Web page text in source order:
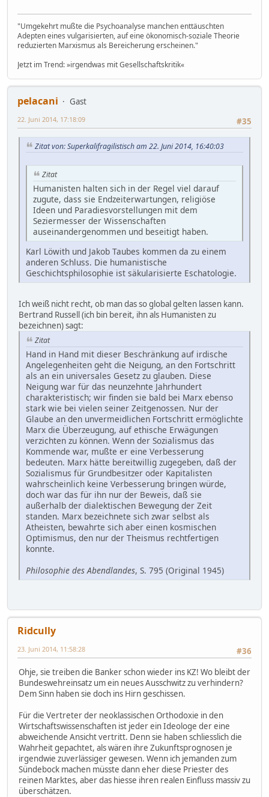
"Umgekehrt mußte die Psychoanalyse manchen enttäuschten
Adepten eines vulgarisierten, auf eine ökonomisch-soziale Theorie
reduzierten Marxismus als Bereicherung erscheinen."
Jetzt im Trend: »irgendwas mit Gesellschaftskritik«
pelacani
Gast
#35
22. Juni 2014, 17:18:09
Zitat von: Superkalifragilistisch am 22. Juni 2014, 16:40:03
Zitat
Humanisten halten sich in der Regel viel darauf
zugute, dass sie Endzeiterwartungen, religiöse
Ideen und Paradiesvorstellungen mit dem
Seziermesser der Wissenschaften
auseinandergenommen und beseitigt haben.
Karl Löwith und Jakob Taubes kommen da zu einem
anderen Schluss. Die humanistische
Geschichtsphilosophie ist säkularisierte Eschatologie.
Ich weiß nicht recht, ob man das so global gelten lassen kann.
Bertrand Russell (ich bin bereit, ihn als Humanisten zu
bezeichnen) sagt:
Zitat
Hand in Hand mit dieser Beschränkung auf irdische
Angelegenheiten geht die Neigung, an den Fortschritt
als an ein universales Gesetz zu glauben. Diese
Neigung war für das neunzehnte Jahrhundert
charakteristisch; wir finden sie bald bei Marx ebenso
stark wie bei vielen seiner Zeitgenossen. Nur der
Glaube an den unvermeidlichen Fortschritt ermöglichte
Marx die Überzeugung, auf ethische Erwägungen
verzichten zu können. Wenn der Sozialismus das
Kommende war, mußte er eine Verbesserung
bedeuten. Marx hätte bereitwillig zugegeben, daß der
Sozialismus für Grundbesitzer oder Kapitalisten
wahrscheinlich keine Verbesserung bringen würde,
doch war das für ihn nur der Beweis, daß sie
außerhalb der dialektischen Bewegung der Zeit
standen. Marx bezeichnete sich zwar selbst als
Atheisten, bewahrte sich aber einen kosmischen
Optimismus, den nur der Theismus rechtfertigen
konnte.
Philosophie des Abendlandes, S. 795 (Original 1945)
Ridcully
#36
23. Juni 2014, 11:58:28
Ohje, sie treiben die Banker schon wieder ins KZ! Wo bleibt der
Bundeswehreinsatz um ein neues Ausschwitz zu verhindern?
Dem Sinn haben sie doch ins Hirn geschissen.
Für die Vertreter der neoklassischen Orthodoxie in den
Wirtschaftswissenschaften ist jeder ein Ideologe der eine
abweichende Ansicht vertritt. Denn sie haben schliesslich die
Wahrheit gepachtet, als wären ihre Zukunftsprognosen je
irgendwie zuverlässiger gewesen. Wenn ich jemanden zum
Sündebock machen müsste dann eher diese Priester des
reinen Marktes, aber das hiesse ihren realen Einfluss massiv zu
überschätzen.